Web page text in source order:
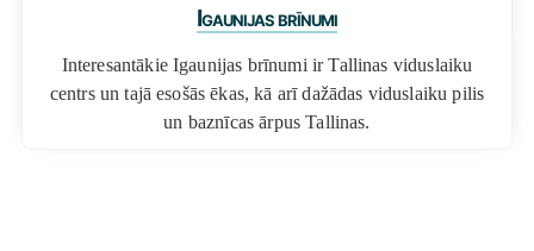
Igaunijas brīnumi
Interesantākie Igaunijas brīnumi ir Tallinas viduslaiku
centrs un tajā esošās ēkas, kā arī dažādas viduslaiku pilis
un baznīcas ārpus Tallinas.